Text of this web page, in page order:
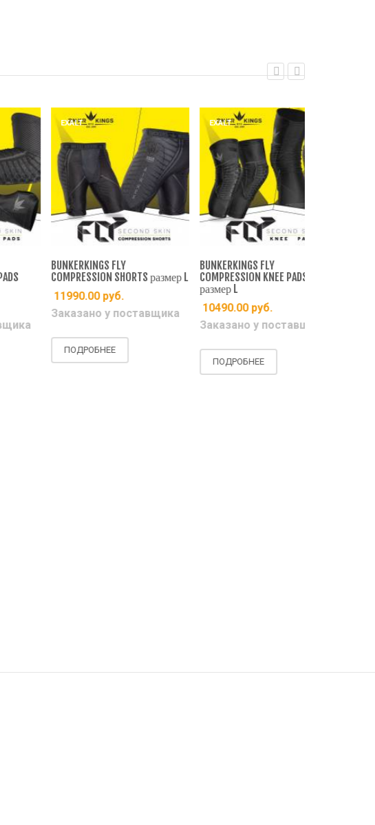
EXALT
BUNKERKINGS FLY
COMPRESSION SHORTS размер L
11990.00руб.
Заказано у поставщика
ПОДРОБНЕЕ
BUNKERKINGS FLY
COMPRESSION KNEE PADS
размер L
10490.00руб.
Заказано у поставщика
ПОДРОБНЕЕ